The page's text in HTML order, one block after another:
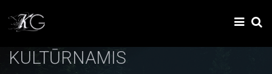
KULTŪRNAMIS